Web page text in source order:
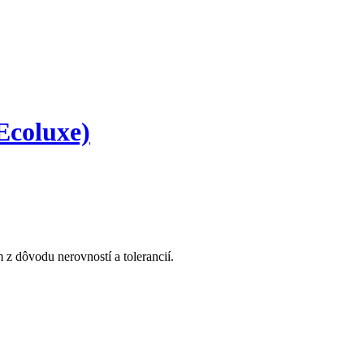
dôvodu nerovností a tolerancií.